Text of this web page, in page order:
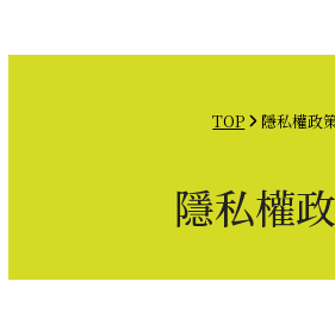
to mobile
mobile
TOP 隱私權政
隱私權